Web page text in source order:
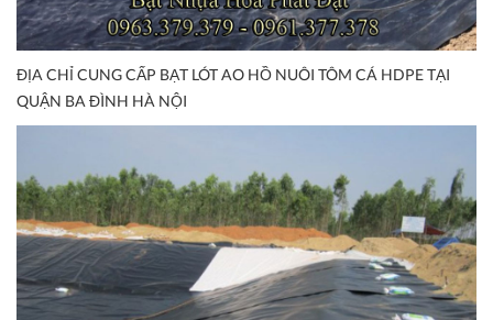
ĐỊA CHỈ CUNG CẤP BẠT LÓT AO HỒ NUÔI TÔM CÁ HDPE TẠI
QUẬN BA ĐÌNH HÀ NỘI